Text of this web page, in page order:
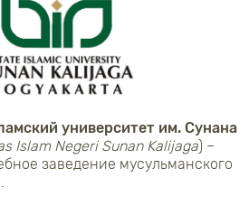
университет им. Сунана
Islam Negeri Sunan Kalijaga) –
заведение мусульманского